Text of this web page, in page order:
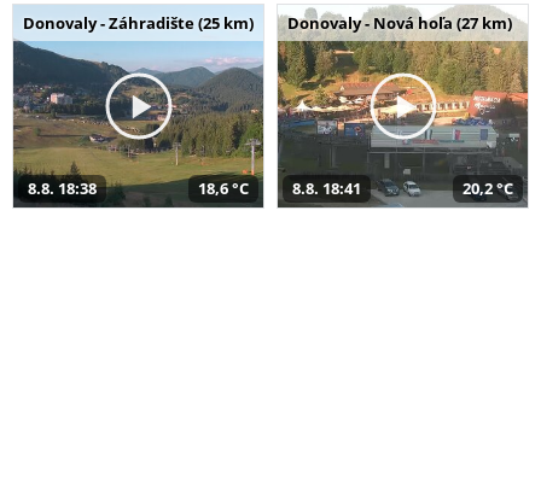
Donovaly - Záhradište (25 km)
8.8. 18:38 18,6 °C
Donovaly - Nová hoľa (27 km)
8.8. 18:41 20,2 °C